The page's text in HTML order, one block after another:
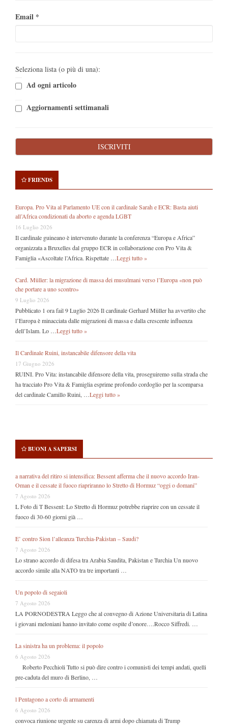
Email *
Seleziona lista (o più di una):
Ad ogni articolo
Aggiornamenti settimanali
FRIENDS
Europa. Pro Vita al Parlamento UE con il cardinale Sarah e ECR: Basta aiuti
all’Africa condizionati da aborto e agenda LGBT
16 Luglio 2026
Il cardinale guineano è intervenuto durante la conferenza “Europa e Africa”
organizzata a Bruxelles dal gruppo ECR in collaborazione con Pro Vita &
Famiglia «Ascoltate l’Africa. Rispettate … Leggi tutto »
Card. Müller: la migrazione di massa dei musulmani verso l’Europa «non può
che portare a uno scontro»
9 Luglio 2026
Pubblicato 1 ora fail 9 Luglio 2026 Il cardinale Gerhard Müller ha avvertito che
l’Europa è minacciata dalle migrazioni di massa e dalla crescente influenza
dell’Islam. Lo … Leggi tutto »
Il Cardinale Ruini, instancabile difensore della vita
17 Giugno 2026
RUINI. Pro Vita: instancabile difensore della vita, proseguiremo sulla strada che
ha tracciato Pro Vita & Famiglia esprime profondo cordoglio per la scomparsa
del cardinale Camillo Ruini, … Leggi tutto »
BUONI A SAPERSI
a narrativa del ritiro si intensifica: Bessent afferma che il nuovo accordo Iran-
Oman e il cessate il fuoco riapriranno lo Stretto di Hormuz “oggi o domani”
7 Agosto 2026
L Foto di T Bessent: Lo Stretto di Hormuz potrebbe riaprire con un cessate il
fuoco di 30-60 giorni già …
E’ contro Sion l’alleanza Turchia-Pakistan – Saudi?
7 Agosto 2026
Lo strano accordo di difesa tra Arabia Saudita, Pakistan e Turchia Un nuovo
accordo simile alla NATO tra tre importanti …
Un popolo di segaioli
7 Agosto 2026
LA PORNODESTRA Leggo che al convegno di Azione Universitaria di Latina
i giovani meloniani hanno invitato come ospite d’onore….Rocco Siffredi. …
La sinistra ha un problema: il popolo
6 Agosto 2026
Roberto Pecchioli Tutto si può dire contro i comunisti dei tempi andati, quelli
pre-caduta del muro di Berlino, …
l Pentagono a corto di armamenti
6 Agosto 2026
convoca riunione urgente su carenza di armi dopo chiamata di Trump